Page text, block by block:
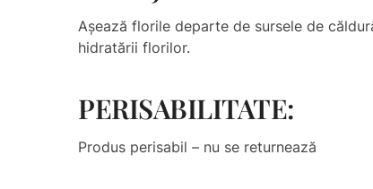
Așează florile departe de sursele de
hidratării florilor.
PERISABILITATE:
Produs perisabil – nu se returnează